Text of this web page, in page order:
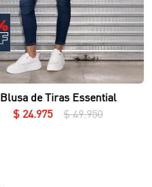
Vista rápida
Blusa de Tiras Essential
$ 24.975 $ 49.950